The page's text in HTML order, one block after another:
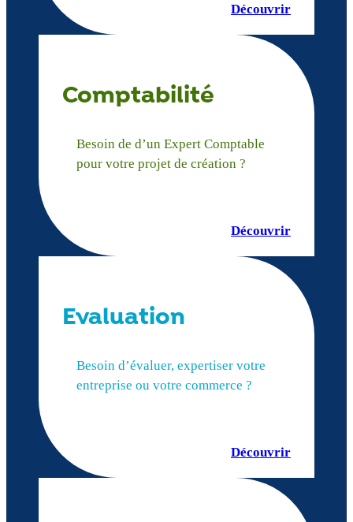
Découvrir
Comptabilité
Besoin de d’un Expert Comptable
pour votre projet de création ?
Découvrir
Evaluation
Besoin d’évaluer, expertiser votre
entreprise ou votre commerce ?
Découvrir